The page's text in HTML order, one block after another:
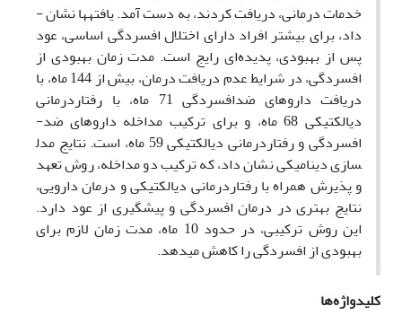
خدمات درمانی، دریافت کردند، به دست آمد. یافتهها نشان ­
داد، برای بیشتر افراد دارای اختلال­ افسردگی­ اساسی، عود
پس از بهبودی، پدیده‌ای رایج است. مدت زمان بهبودی از
افسردگی، در شرایط عدم دریافت درمان، بیش از 144 ماه، با
دریافت داروهای ضد­افسردگی 71 ماه، با رفتاردرمانی
دیالکتیکی 68 ماه، و برای ترکیب مداخله داروهای ضد­
افسردگی و رفتار­درمانی ­دیالکتیکی 59 ماه، است. نتایج مدل
سازی دینامیکی نشان ­داد، که ترکیب دو مداخله، روش تعهد
و پذیرش همراه با رفتار­درمانی­ دیالکتیکی و درمان دارویی،
نتایج بهتری در درمان افسردگی و پیشگیری از عود دارد.
این روش ترکیبی، در حدود 10 ماه، مدت زمان لازم برای
بهبودی از افسردگی را کاهش می­دهد.
کلیدواژه‌ها